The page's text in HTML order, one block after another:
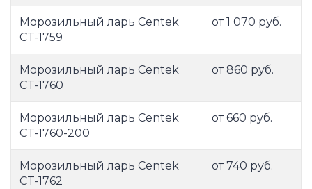
Морозильный ларь Centek
CT-1759
от 1 070 руб.
Морозильный ларь Centek
CT-1760
от 860 руб.
Морозильный ларь Centek
CT-1760-200
от 660 руб.
Морозильный ларь Centek
CT-1762
от 740 руб.